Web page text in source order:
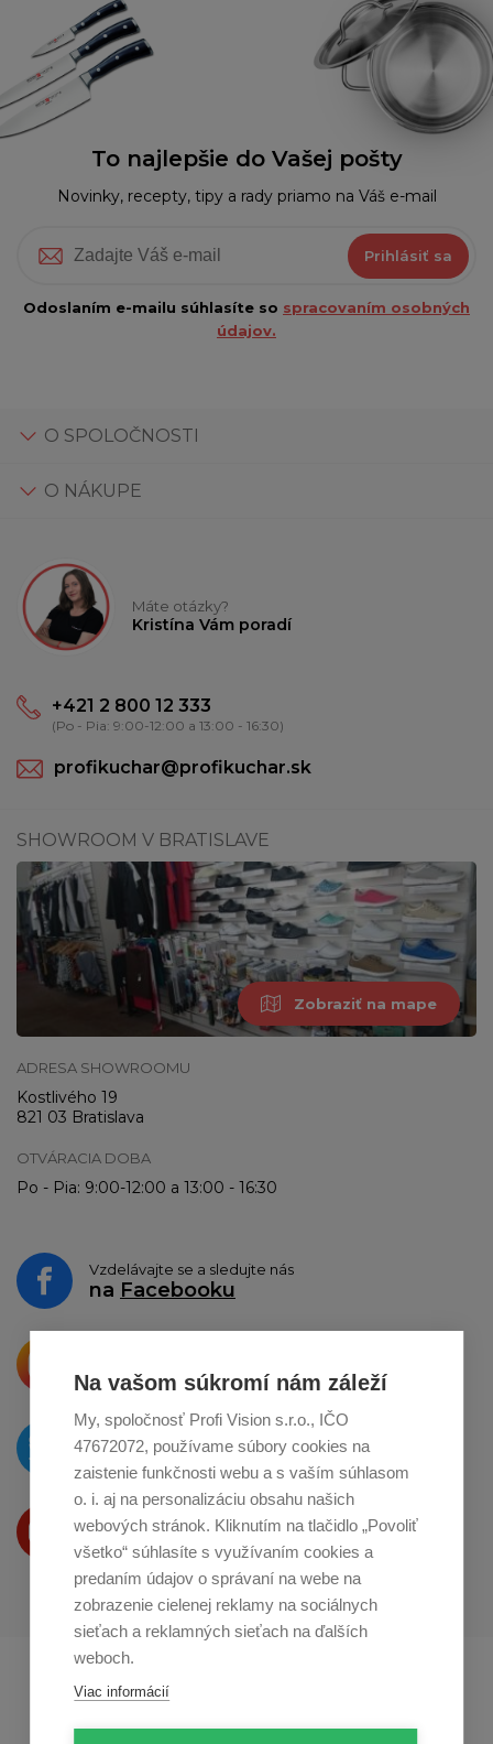
Na vašom súkromí nám záleží
My, spoločnosť Profi Vision s.r.o., IČO
47672072, používame súbory cookies na
zaistenie funkčnosti webu a s vaším súhlasom
o. i. aj na personalizáciu obsahu našich
webových stránok. Kliknutím na tlačidlo „Povoliť
všetko“ súhlasíte s využívaním cookies a
predaním údajov o správaní na webe na
zobrazenie cielenej reklamy na sociálnych
sieťach a reklamných sieťach na ďalších
weboch.
Viac informácií
To najlepšie do Vašej pošty
Novinky, recepty, tipy a rady priamo na Váš e-mail
Prihlásiť sa
Odoslaním e-mailu súhlasíte so spracovaním osobných
údajov.
O SPOLOČNOSTI
O NÁKUPE
Máte otázky?
Kristína Vám poradí
+421 2 800 12 333
(Po - Pia: 9:00-12:00 a 13:00 - 16:30)
profikuchar@profikuchar.sk
SHOWROOM V BRATISLAVE
Zobraziť na mape
ADRESA SHOWROOMU
Kostlivého 19
821 03 Bratislava
OTVÁRACIA DOBA
Po - Pia: 9:00-12:00 a 13:00 - 16:30
Vzdelávajte se a sledujte nás
na Facebooku
o zdieľanie naInstagrame
O novinkách píšeme
naTwitteri
Produkty Vám predstavujeme
na Youtube
Profikuchař.cz